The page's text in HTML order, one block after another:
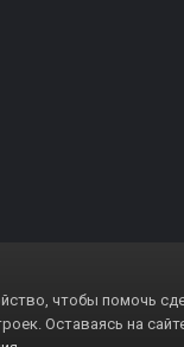
чтобы помочь
Оставаясь на